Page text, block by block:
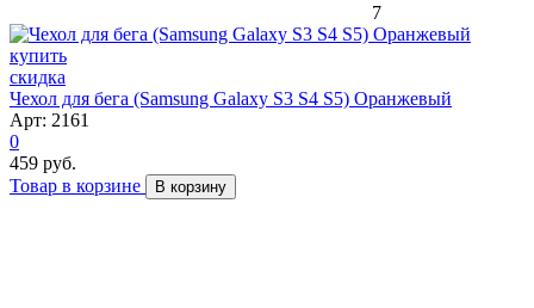
7
скидка
Чехол для бега (Samsung Galaxy S3 S4 S5) Оранжевый
Арт: 2161
0
459 руб.
Товар в корзине
В корзину